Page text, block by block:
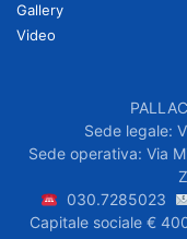
Gallery
Video
Sede legale:
Sede operativa: Via
030.7285023
Capitale sociale €